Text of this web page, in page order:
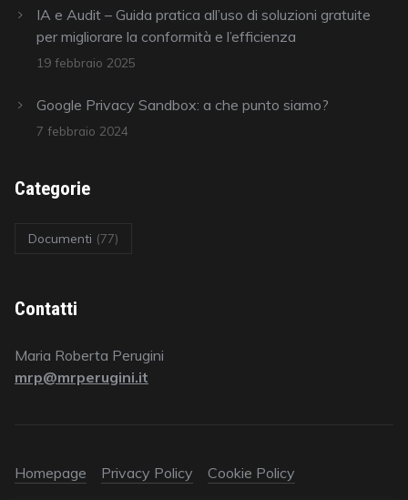
IA e Audit – Guida pratica all’uso di soluzioni gratuite
per migliorare la conformità e l’efficienza
19 febbraio 2025
Google Privacy Sandbox: a che punto siamo?
7 febbraio 2024
Categorie
Documenti (77)
Contatti
Maria Roberta Perugini
mrp@mrperugini.it
Homepage Privacy Policy Cookie Policy